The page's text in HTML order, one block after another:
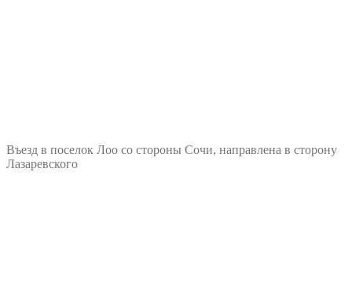
Въезд в поселок Лоо со стороны Сочи, направлена в сторону
Лазаревского